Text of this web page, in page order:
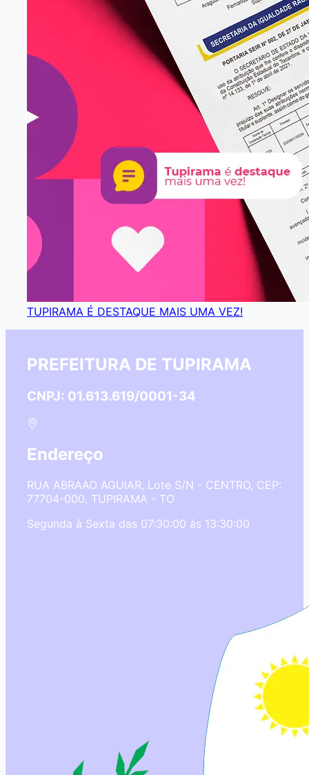
TUPIRAMA É DESTAQUE MAIS UMA VEZ!
PREFEITURA DE TUPIRAMA
CNPJ: 01.613.619/0001-34
Endereço
RUA ABRAAO AGUIAR, Lote S/N - CENTRO, CEP:
77704-000, TUPIRAMA - TO
Segunda à Sexta das 07:30:00 às 13:30:00